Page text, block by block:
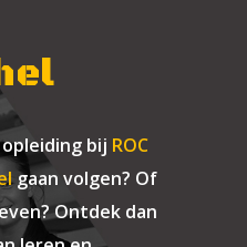
bij ROC
gaan volgen? Of
Ontdek dan